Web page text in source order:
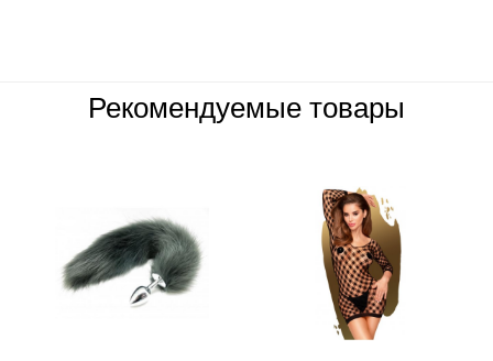
Рекомендуемые товары